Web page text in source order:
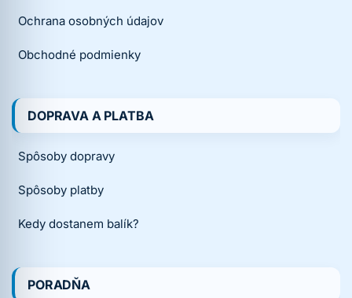
Ochrana osobných údajov
Obchodné podmienky
DOPRAVA A PLATBA
Spôsoby dopravy
Spôsoby platby
Kedy dostanem balík?
PORADŇA